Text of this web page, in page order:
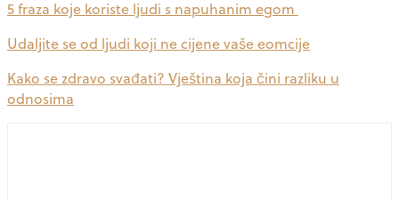
5 fraza koje koriste ljudi s napuhanim egom
Udaljite se od ljudi koji ne cijene vaše eomcije
Kako se zdravo svađati? Vještina koja čini razliku u
odnosima